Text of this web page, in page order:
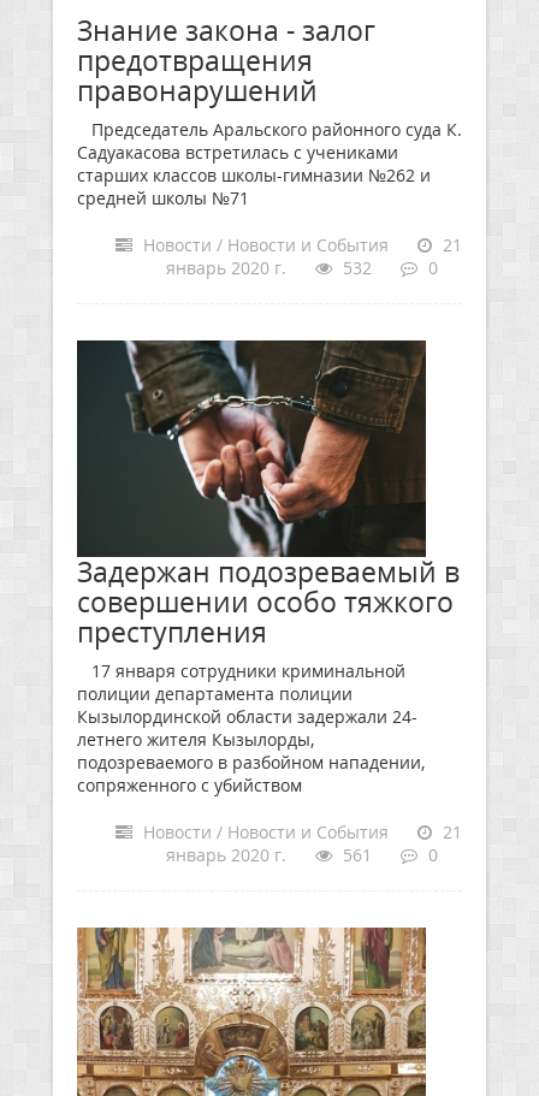
Знание закона - залог
предотвращения
правонарушений
Председатель Аральского районного суда К.
Садуакасова встретилась с учениками
старших классов школы-гимназии №262 и
средней школы №71
Новости / Новости и События
21
январь 2020 г.
532 0
Задержан подозреваемый в
совершении особо тяжкого
преступления
17 января сотрудники криминальной
полиции департамента полиции
Кызылординской области задержали 24-
летнего жителя Кызылорды,
подозреваемого в разбойном нападении,
сопряженного с убийством
Новости / Новости и События
21
январь 2020 г.
561 0